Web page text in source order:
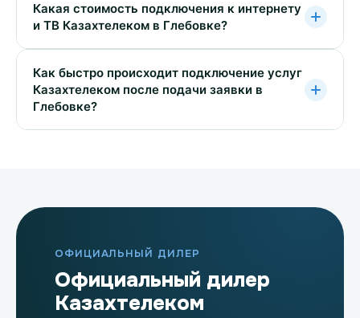
Какая стоимость подключения к интернету
и ТВ Казахтелеком в Глебовке?
Как быстро происходит подключение услуг
Казахтелеком после подачи заявки в
Глебовке?
ОФИЦИАЛЬНЫЙ ДИЛЕР
Официальный дилер
Казахтелеком